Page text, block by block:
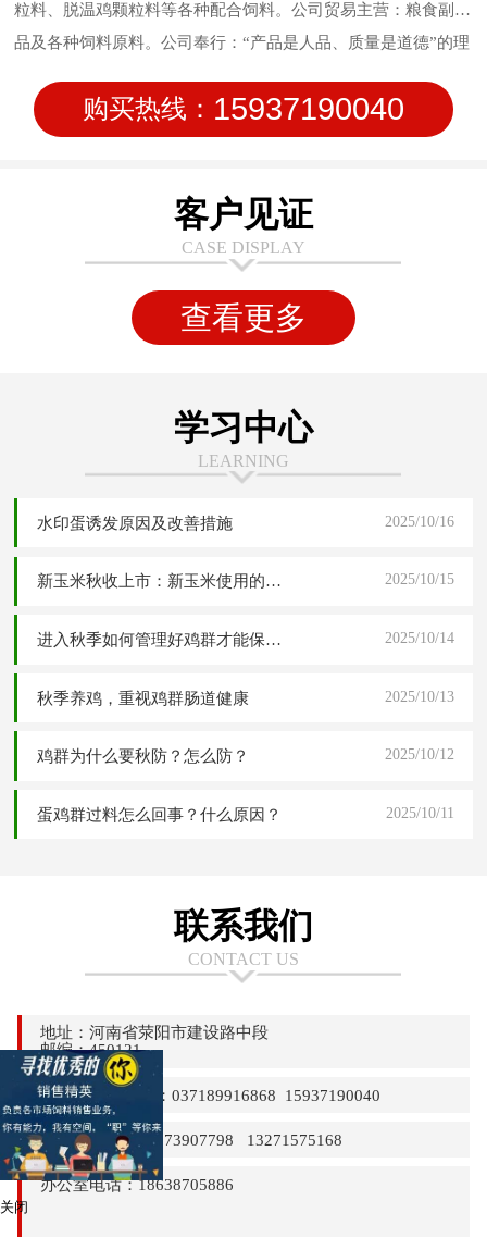
粒料、脱温鸡颗粒料等各种配合饲料。公司贸易主营：粮食副产
品及各种饲料原料。公司奉行：“产品是人品、质量是道德”的理
饲料品质管理；公司在研发方面持续投入，在新技术方面不断创
新，让使用产品的客户满意。安全、稳定、高质量的产品输出是
购买热线： 15937190040
客户见证
CASE DISPLAY
查看更多
学习中心
LEARNING
水印蛋诱发原因及改善措施 2025/10/16
新玉米秋收上市：新玉米使用的四大危害分析与五大解决应对方案 2025/10/15
进入秋季如何管理好鸡群才能保障高产稳产 2025/10/14
秋季养鸡，重视鸡群肠道健康 2025/10/13
鸡群为什么要秋防？怎么防？ 2025/10/12
蛋鸡群过料怎么回事？什么原因？ 2025/10/11
联系我们
CONTACT US
地址：河南省荥阳市建设路中段
邮编：450121
24小时热线电话：037189916868 15937190040
销售部电话：13373907798 13271575168
办公室电话：18638705886
关闭